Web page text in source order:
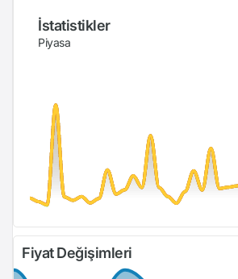
İstatistikler
Piyasa
Fiyat Değişimleri